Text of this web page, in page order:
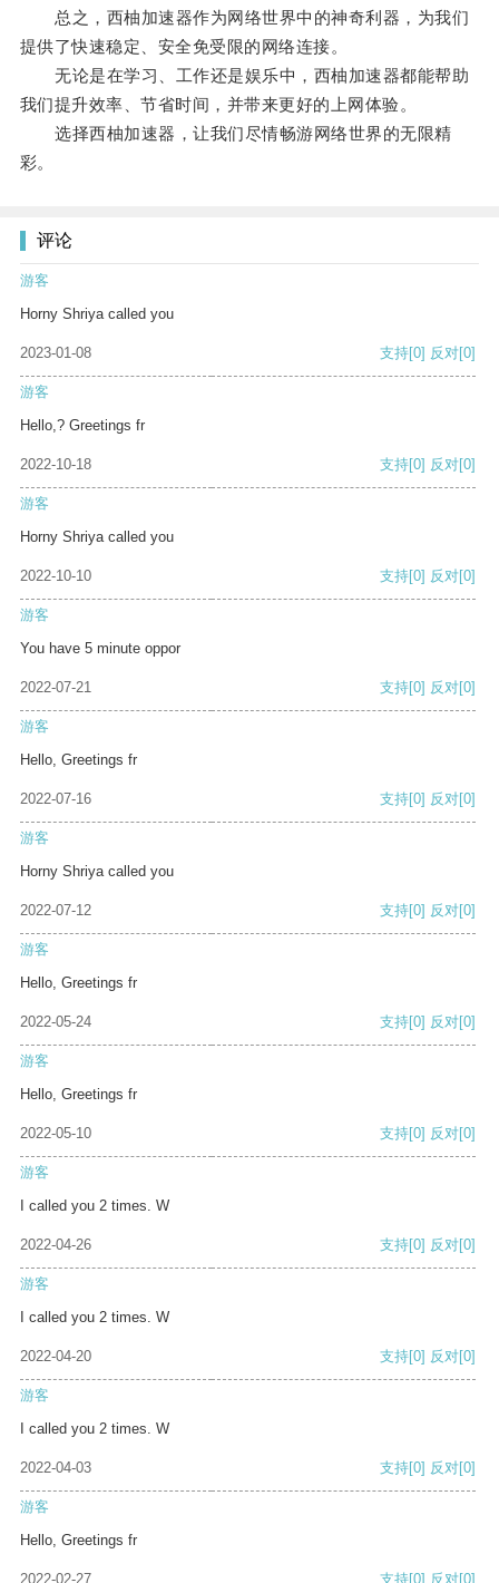
总之，西柚加速器作为网络世界中的神奇利器，为我们
提供了快速稳定、安全免受限的网络连接。
无论是在学习、工作还是娱乐中，西柚加速器都能帮助
我们提升效率、节省时间，并带来更好的上网体验。
选择西柚加速器，让我们尽情畅游网络世界的无限精
彩。
评论
游客
Horny Shriya called you
2023-01-08 支持[0] 反对[0]
游客
Hello,? Greetings fr
2022-10-18 支持[0] 反对[0]
游客
Horny Shriya called you
2022-10-10 支持[0] 反对[0]
游客
You have 5 minute oppor
2022-07-21 支持[0] 反对[0]
游客
Hello, Greetings fr
2022-07-16 支持[0] 反对[0]
游客
Horny Shriya called you
2022-07-12 支持[0] 反对[0]
游客
Hello, Greetings fr
2022-05-24 支持[0] 反对[0]
游客
Hello, Greetings fr
2022-05-10 支持[0] 反对[0]
游客
I called you 2 times. W
2022-04-26 支持[0] 反对[0]
游客
I called you 2 times. W
2022-04-20 支持[0] 反对[0]
游客
I called you 2 times. W
2022-04-03 支持[0] 反对[0]
游客
Hello, Greetings fr
2022-02-27 支持[0] 反对[0]